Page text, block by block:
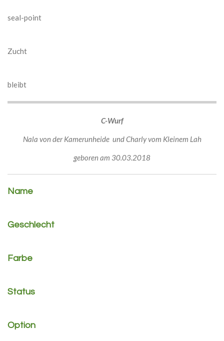
seal-point
Zucht
bleibt
C-Wurf
Nala von der Kamerunheide und Charly vom Kleinem Lah
geboren am 30.03.2018
Name
Geschlecht
Farbe
Status
Option